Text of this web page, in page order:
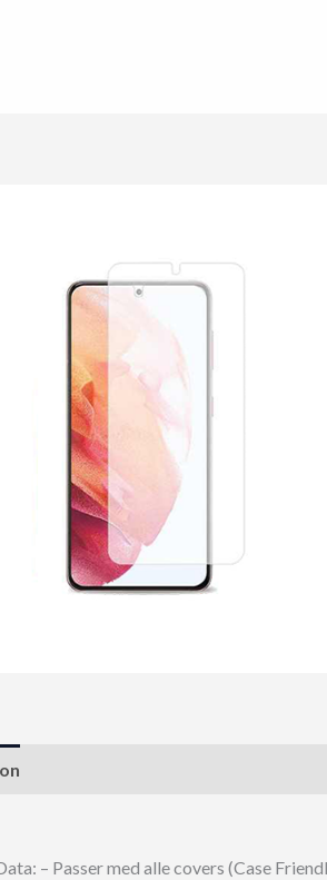
– Passer med alle covers (Case